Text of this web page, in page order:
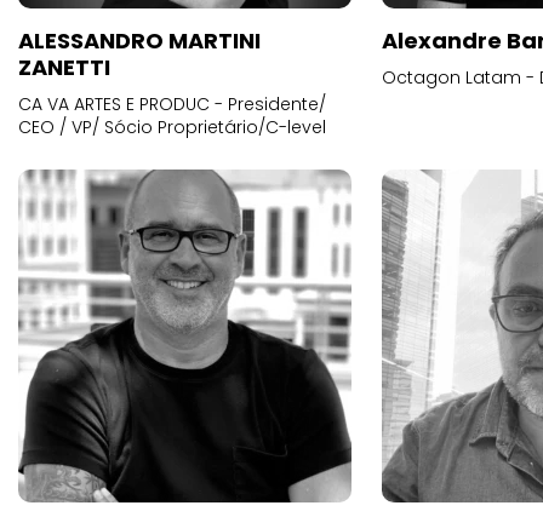
ALESSANDRO MARTINI
ZANETTI
CA VA ARTES E PRODUC - Presidente/
CEO / VP/ Sócio Proprietário/C-level
Alexandre
Octagon Latam -